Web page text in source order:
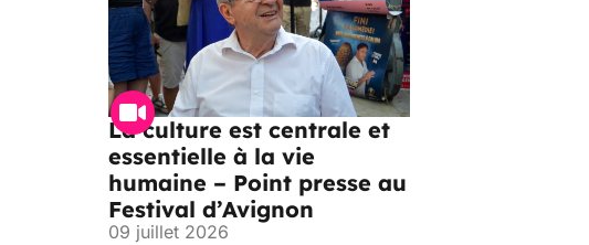
La culture est centrale et
essentielle à la vie
humaine – Point presse au
Festival d’Avignon
09 juillet 2026